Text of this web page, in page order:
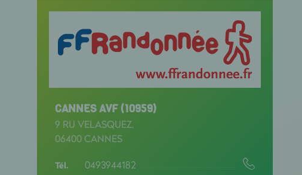
CANNES AVF (10959)
9 RU VELASQUEZ,
06400 CANNES
Tél. 0493944182